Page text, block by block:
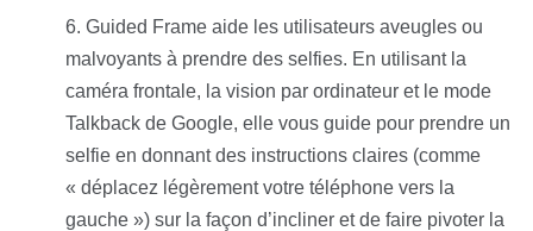
Guided Frame aide les utilisateurs aveugles ou
malvoyants à prendre des selfies. En utilisant la
caméra frontale, la vision par ordinateur et le mode
Talkback de Google, elle vous guide pour prendre un
selfie en donnant des instructions claires (comme
« déplacez légèrement votre téléphone vers la
gauche ») sur la façon d’incliner et de faire pivoter la